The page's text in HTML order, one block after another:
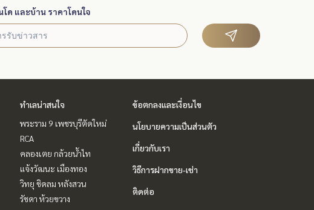
ด และบ้าน ราคาโดนใจ
ทำเลน่าสนใจ
พระราม 9 เพชรบุรีตัดใหม่
RCA
คลองเตย กล้วยน้ำไท
แจ้งวัฒนะ เมืองทอง
วิทยุ ชิดลม หลังสวน
รัชดา ห้วยขวาง
ข้อตกลงและเงื่อนไข
นโยบายความเป็นส่วนตัว
เกี่ยวกับเรา
วิธีการฝากขาย-เช่า
ติดต่อ